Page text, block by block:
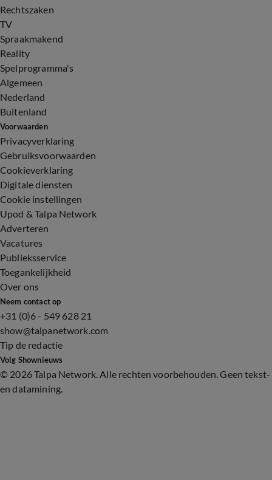
Rechtszaken
TV
Spraakmakend
Reality
Spelprogramma's
Algemeen
Nederland
Buitenland
Voorwaarden
Privacyverklaring
Gebruiksvoorwaarden
Cookieverklaring
Digitale diensten
Cookie instellingen
Upod & Talpa Network
Adverteren
Vacatures
Publieksservice
Toegankelijkheid
Over ons
Neem contact op
+31 (0)6 - 549 628 21
show@talpanetwork.com
Tip de redactie
Volg Shownieuws
© 2026 Talpa Network. Alle rechten voorbehouden. Geen tekst-
en datamining.